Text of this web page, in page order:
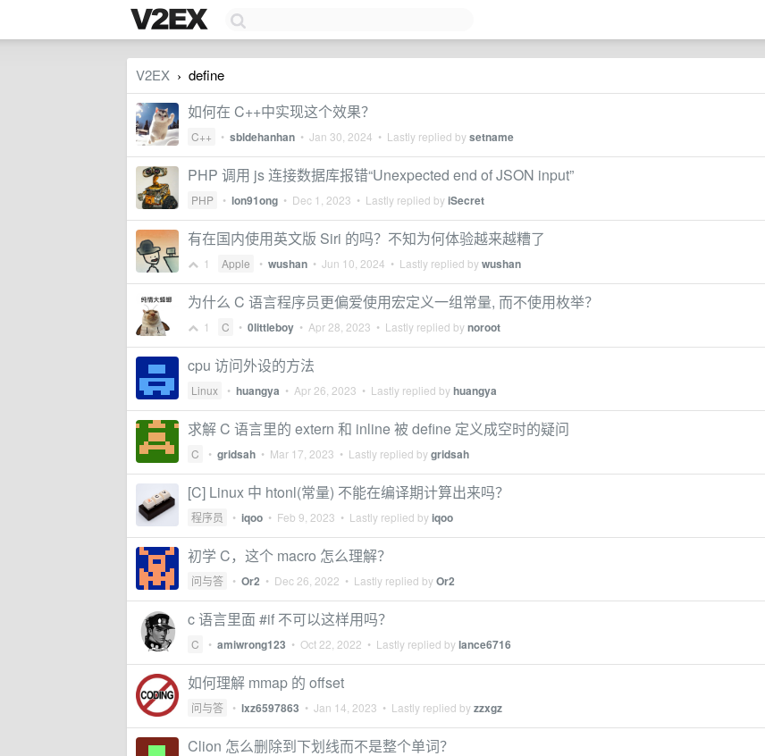
V2EX › define
如何在 C++中实现这个效果？
C++ • sbldehanhan • Jan 30, 2024 • Lastly replied bysetname
PHP 调用 js 连接数据库报错“Unexpected end of JSON input”
PHP • lon91ong • Dec 1, 2023 • Lastly replied byiSecret
有在国内使用英文版 Siri 的吗？不知为何体验越来越糟了
1 Apple • wushan • Jun 10, 2024 • Lastly replied bywushan
为什么 C 语言程序员更偏爱使用宏定义一组常量, 而不使用枚举？
1 C • 0littleboy • Apr 28, 2023 • Lastly replied bynoroot
cpu 访问外设的方法
Linux • huangya • Apr 26, 2023 • Lastly replied byhuangya
求解 C 语言里的 extern 和 inline 被 define 定义成空时的疑问
C • gridsah • Mar 17, 2023 • Lastly replied bygridsah
[C] Linux 中 htonl(常量) 不能在编译期计算出来吗？
程序员 • iqoo • Feb 9, 2023 • Lastly replied byiqoo
初学 C，这个 macro 怎么理解？
问与答 • Or2 • Dec 26, 2022 • Lastly replied byOr2
c 语言里面 #if 不可以这样用吗？
C • amiwrong123 • Oct 22, 2022 • Lastly replied bylance6716
如何理解 mmap 的 offset
问与答 • lxz6597863 • Jan 14, 2023 • Lastly replied byzzxgz
Clion 怎么删除到下划线而不是整个单词？